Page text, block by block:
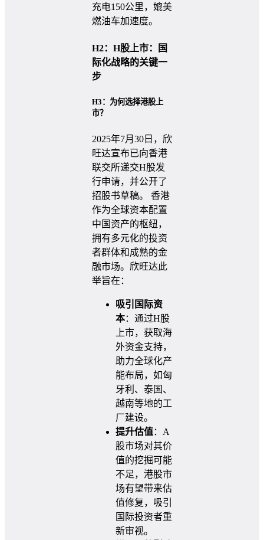
充电150公里，媲美
燃油车加速度。
H2：H股上市：国
际化战略的关键一
步
H3：为何选择港股上
市？
2025年7月30日，欣
旺达宣布已向香港
联交所递交H股发
行申请，并公开了
招股书草稿。 香港
作为全球资本配置
中国资产的枢纽，
拥有多元化的投资
者群体和成熟的金
融市场。欣旺达此
举旨在：
吸引国际资
本：通过H股
上市，获取海
外资金支持，
助力全球化产
能布局，如匈
牙利、泰国、
越南等地的工
厂建设。
提升估值：A
股市场对其价
值的挖掘可能
不足，港股市
场有望带来估
值修复，吸引
国际投资者重
新审视。